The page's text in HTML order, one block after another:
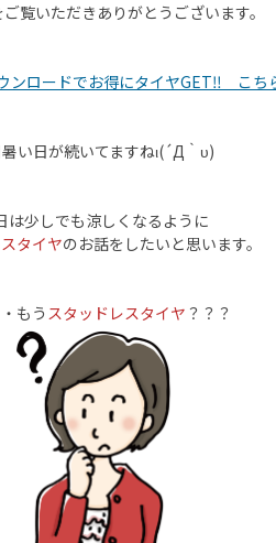
覧いただきありがとうございます。
ンロードでお得にタイヤGET‼ こち
い日が続いてますねι(´Д｀υ)
は少しでも涼しくなるように
タイヤのお話をしたいと思います。
もう スタッドレスタイヤ ？？？